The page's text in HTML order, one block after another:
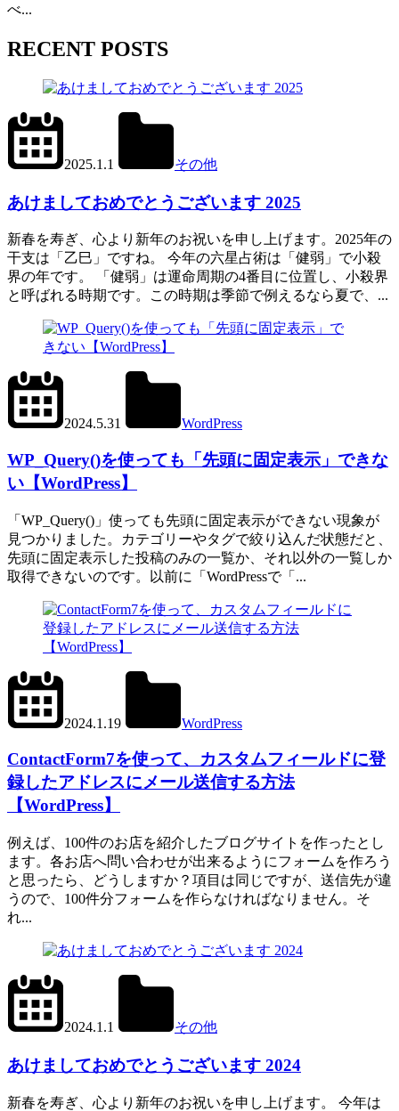
べ...
RECENT POSTS
2025.1.1 その他
あけましておめでとうございます 2025
新春を寿ぎ、心より新年のお祝いを申し上げます。2025年の
干支は「乙巳」ですね。 今年の六星占術は「健弱」で小殺
界の年です。 「健弱」は運命周期の4番目に位置し、小殺界
と呼ばれる時期です。この時期は季節で例えるなら夏で、...
2024.5.31
WordPress
WP_Query()を使っても「先頭に固定表示」できな
い【WordPress】
「WP_Query()」使っても先頭に固定表示ができない現象が
見つかりました。カテゴリーやタグで絞り込んだ状態だと、
先頭に固定表示した投稿のみの一覧か、それ以外の一覧しか
取得できないのです。以前に「WordPressで「...
2024.1.19
WordPress
Form
7
ContactForm7を使って、カスタムフィールドに登
録したアドレスにメール送信する方法
【WordPress】
例えば、100件のお店を紹介したブログサイトを作ったとし
ます。各お店へ問い合わせが出来るようにフォームを作ろう
と思ったら、どうしますか？項目は同じですが、送信先が違
うので、100件分フォームを作らなければなりません。そ
れ...
2024.1.1 その他
あけましておめでとうございます 2024
新春を寿ぎ、心より新年のお祝いを申し上げます。 今年は